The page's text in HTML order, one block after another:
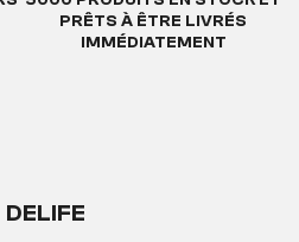
PRÊTS À ÊTRE LIVRÉS
IMMÉDIATEMENT
DELIFE